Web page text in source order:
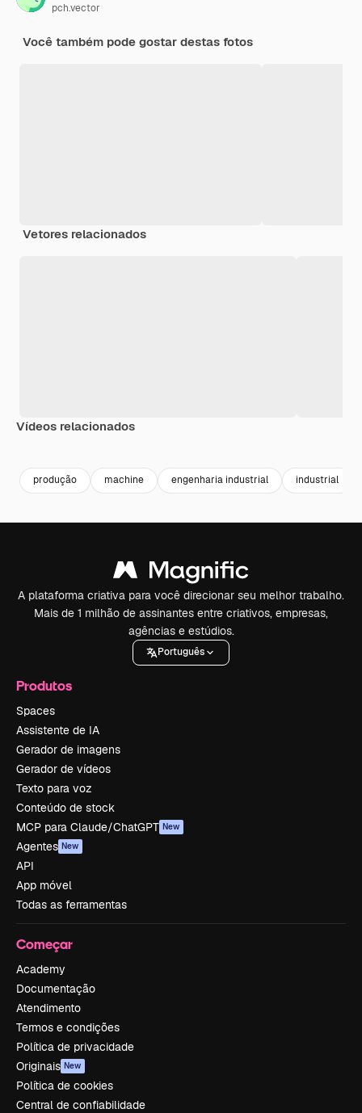
pch.vector
Você também pode gostar destas fotos
Vetores relacionados
Vídeos relacionados
produção machine engenharia industrial industrial
A plataforma criativa para você direcionar seu melhor trabalho.
Mais de 1 milhão de assinantes entre criativos, empresas,
agências e estúdios.
Português
Produtos
Spaces
Assistente de IA
Gerador de imagens
Gerador de vídeos
Texto para voz
Conteúdo de stock
MCP para Claude/ChatGPT New
Agentes New
API
App móvel
Todas as ferramentas
Começar
Academy
Documentação
Atendimento
Termos e condições
Política de privacidade
Originais New
Política de cookies
Central de confiabilidade